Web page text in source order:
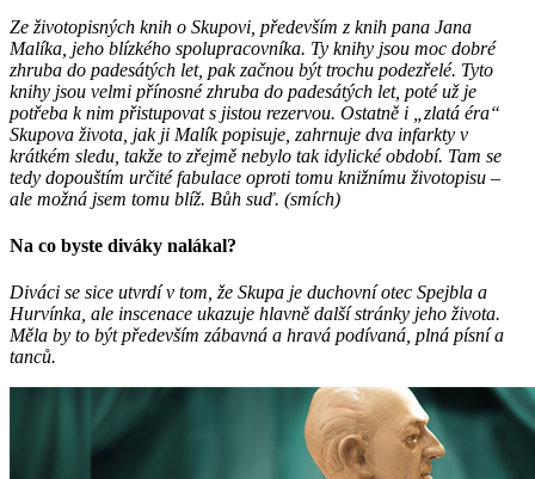
Ze životopisných knih o Skupovi, především z knih pana Jana
Malíka, jeho blízkého spolupracovníka. Ty knihy jsou moc dobré
zhruba do padesátých let, pak začnou být trochu podezřelé. Tyto
knihy jsou velmi přínosné zhruba do padesátých let, poté už je
potřeba k nim přistupovat s jistou rezervou. Ostatně i „zlatá éra“
Skupova života, jak ji Malík popisuje, zahrnuje dva infarkty v
krátkém sledu, takže to zřejmě nebylo tak idylické období. Tam se
tedy dopouštím určité fabulace oproti tomu knižnímu životopisu –
ale možná jsem tomu blíž. Bůh suď. (smích)
Na co byste diváky nalákal?
Diváci se sice utvrdí v tom, že Skupa je duchovní otec Spejbla a
Hurvínka, ale inscenace ukazuje hlavně další stránky jeho života.
Měla by to být především zábavná a hravá podívaná, plná písní a
tanců.